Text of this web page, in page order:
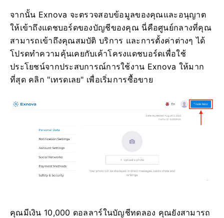
จากนั้น Exnova จะตรวจสอบข้อมูลของคุณและอนุญาต
ให้เข้าถึงแดชบอร์ดของบัญชีของคุณ นี่คือศูนย์กลางที่คุณ
สามารถเข้าถึงคุณสมบัติ บริการ และการตั้งค่าต่างๆ ได้
โปรดทำความคุ้นเคยกับเค้าโครงแดชบอร์ดเพื่อใช้
ประโยชน์จากประสบการณ์การใช้งาน Exnova ให้มาก
ที่สุด คลิก "เทรดเลย" เพื่อเริ่มการซื้อขาย
คุณมีเงิน 10,000 ดอลลาร์ในบัญชีทดลอง คุณยังสามารถ